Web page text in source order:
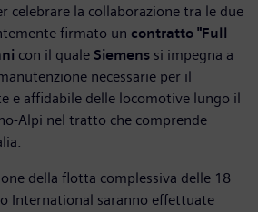
celebrare la collaborazione tra le due
firmato un contratto "Full
con il quale Siemens si impegna a
necessarie per il
e affidabile delle locomotive lungo il
Alpi nel tratto che comprende
della flotta complessiva delle 18
International saranno effettuate